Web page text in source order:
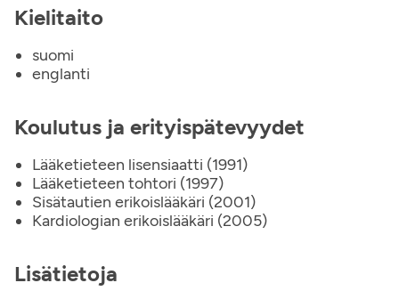
Kielitaito
suomi
englanti
Koulutus ja erityispätevyydet
Lääketieteen lisensiaatti (1991)
Lääketieteen tohtori (1997)
Sisätautien erikoislääkäri (2001)
Kardiologian erikoislääkäri (2005)
Lisätietoja